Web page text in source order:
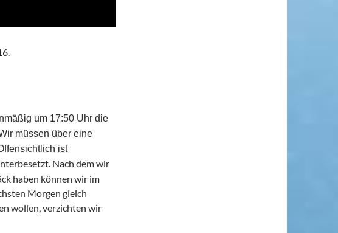
um 17:50 Uhr die
müssen über eine
ist
Nach dem wir
haben können wir im
Morgen gleich
wollen, verzichten wir